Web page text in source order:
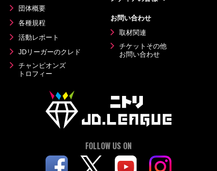
団体概要
各種規程
活動レポート
JDリーガーのクレド
チャンピオンズ
トロフィー
お問い合わせ
取材関連
チケットその他
お問い合わせ
FOLLOW US ON